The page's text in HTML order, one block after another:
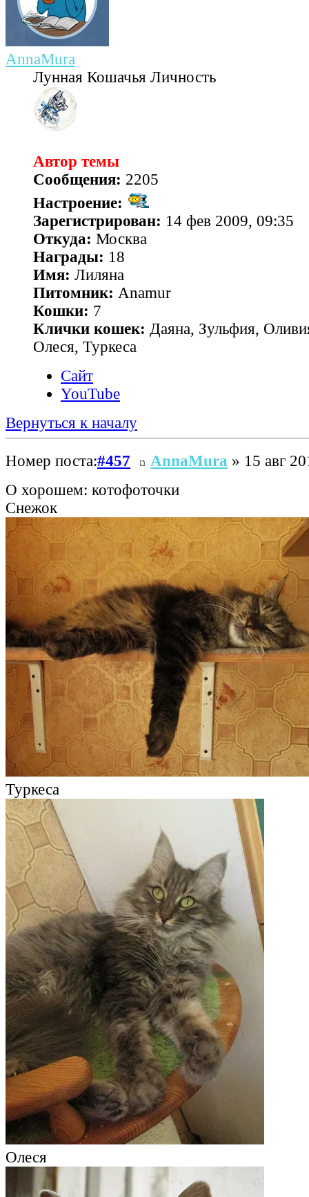
AnnaMura
Лунная Кошачья Личность
Автор темы
Сообщения: 2205
Настроение:
Зарегистрирован: 14 фев 2009, 09:35
Откуда: Москва
Награды: 18
Имя: Лиляна
Питомник: Anamur
Кошки: 7
Клички кошек: Даяна, Зульфия,
Олеся, Туркеса
Сайт
YouTube
Вернуться к началу
Номер поста:#457 AnnaMura » 15 авг
О хорошем: котофоточки
Снежок
Туркеса
Олеся